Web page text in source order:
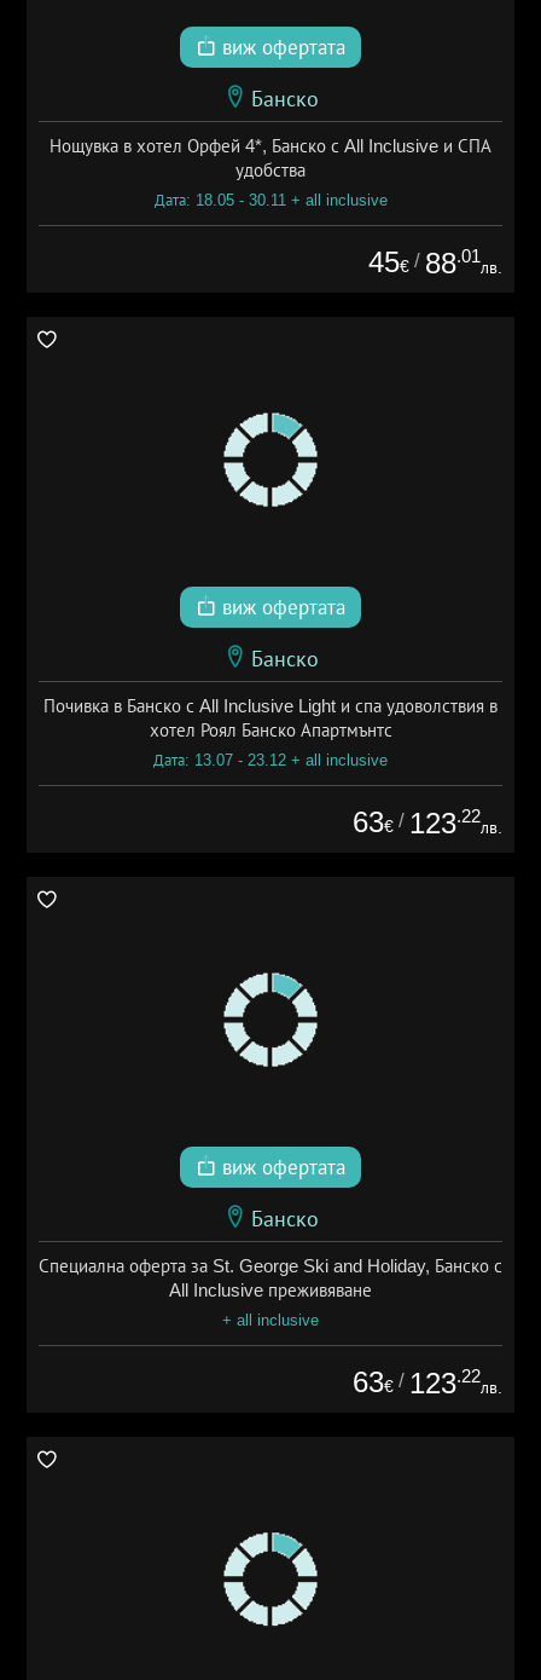
виж офертата
Банско
Нощувка в хотел Орфей 4*, Банско с All Inclusive и СПА
удобства
Дата: 18.05 - 30.11 + all inclusive
45€ / 88.01
лв.
виж офертата
Банско
Почивка в Банско с All Inclusive Light и спа удоволствия в
хотел Роял Банско Апартмънтс
Дата: 13.07 - 23.12 + all inclusive
63€ / 123.22
лв.
виж офертата
Банско
Специална оферта за St. George Ski and Holiday, Банско с
All Inclusive преживяване
+ all inclusive
63€ / 123.22
лв.